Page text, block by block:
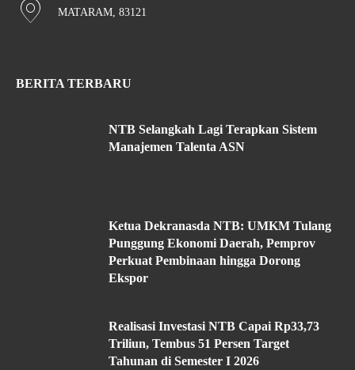
MATARAM, 83121
BERITA TERBARU
NTB Selangkah Lagi Terapkan Sistem
Manajemen Talenta ASN
Ketua Dekranasda NTB: UMKM Tulang
Punggung Ekonomi Daerah, Pemprov
Perkuat Pembinaan hingga Dorong
Ekspor
Realisasi Investasi NTB Capai Rp33,73
Triliun, Tembus 51 Persen Target
Tahunan di Semester I 2026